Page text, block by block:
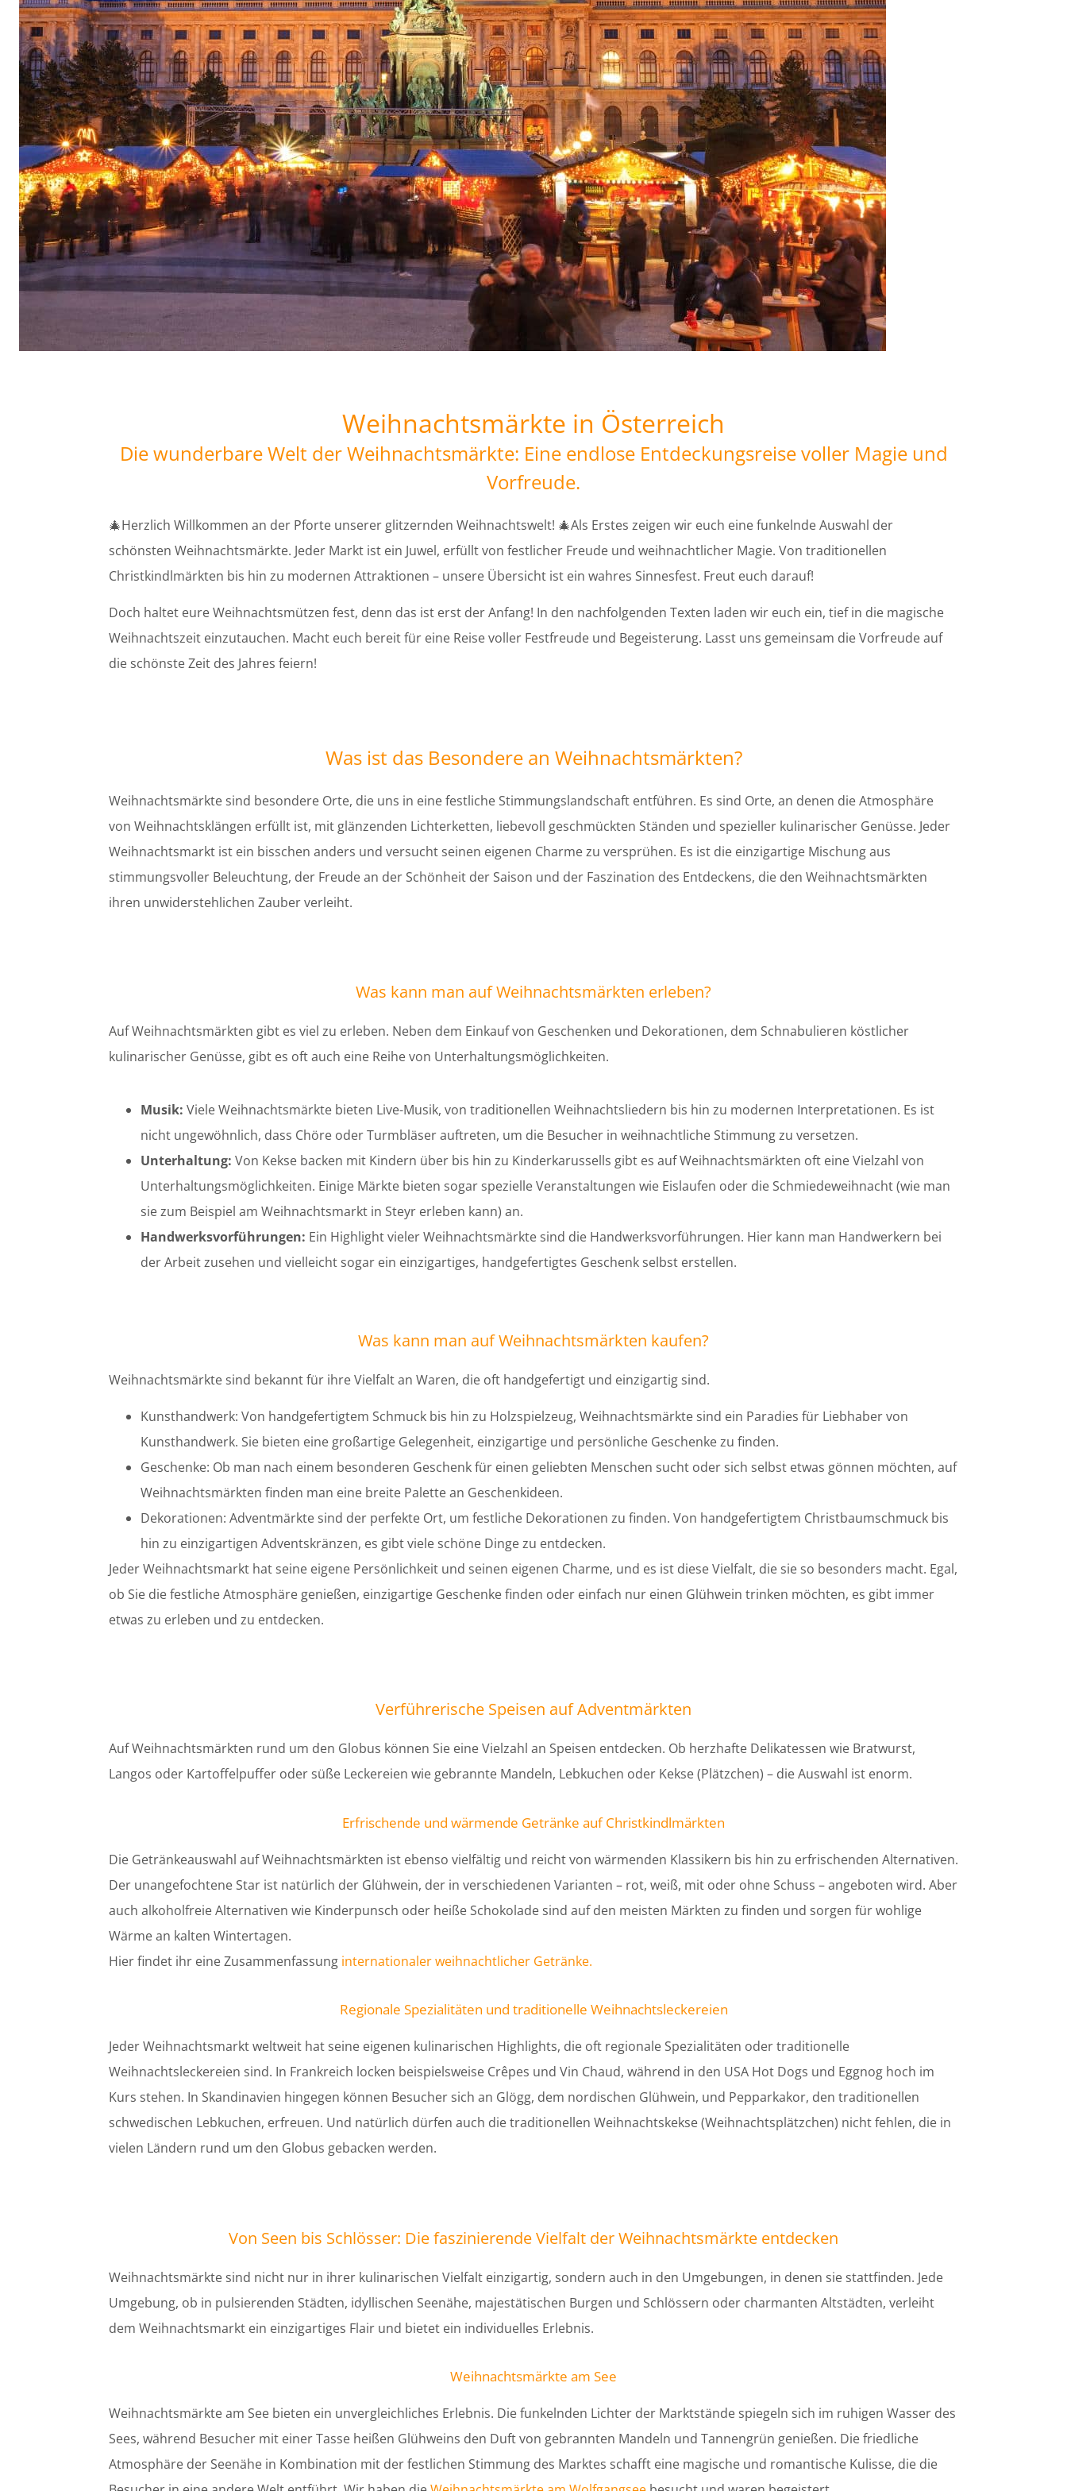
Weihnachtsmärkte in Österreich
Die wunderbare Welt der Weihnachtsmärkte: Eine endlose Entdeckungsreise voller Magie und
Vorfreude.
🎄Herzlich Willkommen an der Pforte unserer glitzernden Weihnachtswelt! 🎄Als Erstes zeigen wir euch eine funkelnde Auswahl der
schönsten Weihnachtsmärkte. Jeder Markt ist ein Juwel, erfüllt von festlicher Freude und weihnachtlicher Magie. Von traditionellen
Christkindlmärkten bis hin zu modernen Attraktionen – unsere Übersicht ist ein wahres Sinnesfest. Freut euch darauf!
Doch haltet eure Weihnachtsmützen fest, denn das ist erst der Anfang! In den nachfolgenden Texten laden wir euch ein, tief in die magische
Weihnachtszeit einzutauchen. Macht euch bereit für eine Reise voller Festfreude und Begeisterung. Lasst uns gemeinsam die Vorfreude auf
die schönste Zeit des Jahres feiern!
Was ist das Besondere an Weihnachtsmärkten?
Weihnachtsmärkte sind besondere Orte, die uns in eine festliche Stimmungslandschaft entführen. Es sind Orte, an denen die Atmosphäre
von Weihnachtsklängen erfüllt ist, mit glänzenden Lichterketten, liebevoll geschmückten Ständen und spezieller kulinarischer Genüsse. Jeder
Weihnachtsmarkt ist ein bisschen anders und versucht seinen eigenen Charme zu versprühen. Es ist die einzigartige Mischung aus
stimmungsvoller Beleuchtung, der Freude an der Schönheit der Saison und der Faszination des Entdeckens, die den Weihnachtsmärkten
ihren unwiderstehlichen Zauber verleiht.
Was kann man auf Weihnachtsmärkten erleben?
Auf Weihnachtsmärkten gibt es viel zu erleben. Neben dem Einkauf von Geschenken und Dekorationen, dem Schnabulieren köstlicher
kulinarischer Genüsse, gibt es oft auch eine Reihe von Unterhaltungsmöglichkeiten.
Musik: Viele Weihnachtsmärkte bieten Live-Musik, von traditionellen Weihnachtsliedern bis hin zu modernen Interpretationen. Es ist
nicht ungewöhnlich, dass Chöre oder Turmbläser auftreten, um die Besucher in weihnachtliche Stimmung zu versetzen.
Unterhaltung: Von Kekse backen mit Kindern über bis hin zu Kinderkarussells gibt es auf Weihnachtsmärkten oft eine Vielzahl von
Unterhaltungsmöglichkeiten. Einige Märkte bieten sogar spezielle Veranstaltungen wie Eislaufen oder die Schmiedeweihnacht (wie man
sie zum Beispiel am Weihnachtsmarkt in Steyr erleben kann) an.
Handwerksvorführungen: Ein Highlight vieler Weihnachtsmärkte sind die Handwerksvorführungen. Hier kann man Handwerkern bei
der Arbeit zusehen und vielleicht sogar ein einzigartiges, handgefertigtes Geschenk selbst erstellen.
Was kann man auf Weihnachtsmärkten kaufen?
Weihnachtsmärkte sind bekannt für ihre Vielfalt an Waren, die oft handgefertigt und einzigartig sind.
Kunsthandwerk: Von handgefertigtem Schmuck bis hin zu Holzspielzeug, Weihnachtsmärkte sind ein Paradies für Liebhaber von
Kunsthandwerk. Sie bieten eine großartige Gelegenheit, einzigartige und persönliche Geschenke zu finden.
Geschenke: Ob man nach einem besonderen Geschenk für einen geliebten Menschen sucht oder sich selbst etwas gönnen möchten, auf
Weihnachtsmärkten finden man eine breite Palette an Geschenkideen.
Dekorationen: Adventmärkte sind der perfekte Ort, um festliche Dekorationen zu finden. Von handgefertigtem Christbaumschmuck bis
hin zu einzigartigen Adventskränzen, es gibt viele schöne Dinge zu entdecken.
Jeder Weihnachtsmarkt hat seine eigene Persönlichkeit und seinen eigenen Charme, und es ist diese Vielfalt, die sie so besonders macht. Egal,
ob Sie die festliche Atmosphäre genießen, einzigartige Geschenke finden oder einfach nur einen Glühwein trinken möchten, es gibt immer
etwas zu erleben und zu entdecken.
Verführerische Speisen auf Adventmärkten
Auf Weihnachtsmärkten rund um den Globus können Sie eine Vielzahl an Speisen entdecken. Ob herzhafte Delikatessen wie Bratwurst,
Langos oder Kartoffelpuffer oder süße Leckereien wie gebrannte Mandeln, Lebkuchen oder Kekse (Plätzchen) – die Auswahl ist enorm.
Erfrischende und wärmende Getränke auf Christkindlmärkten
Die Getränkeauswahl auf Weihnachtsmärkten ist ebenso vielfältig und reicht von wärmenden Klassikern bis hin zu erfrischenden Alternativen.
Der unangefochtene Star ist natürlich der Glühwein, der in verschiedenen Varianten – rot, weiß, mit oder ohne Schuss – angeboten wird. Aber
auch alkoholfreie Alternativen wie Kinderpunsch oder heiße Schokolade sind auf den meisten Märkten zu finden und sorgen für wohlige
Wärme an kalten Wintertagen.
Hier findet ihr eine Zusammenfassung internationaler weihnachtlicher Getränke.
Regionale Spezialitäten und traditionelle Weihnachtsleckereien
Jeder Weihnachtsmarkt weltweit hat seine eigenen kulinarischen Highlights, die oft regionale Spezialitäten oder traditionelle
Weihnachtsleckereien sind. In Frankreich locken beispielsweise Crêpes und Vin Chaud, während in den USA Hot Dogs und Eggnog hoch im
Kurs stehen. In Skandinavien hingegen können Besucher sich an Glögg, dem nordischen Glühwein, und Pepparkakor, den traditionellen
schwedischen Lebkuchen, erfreuen. Und natürlich dürfen auch die traditionellen Weihnachtskekse (Weihnachtsplätzchen) nicht fehlen, die in
vielen Ländern rund um den Globus gebacken werden.
Von Seen bis Schlösser: Die faszinierende Vielfalt der Weihnachtsmärkte entdecken
Weihnachtsmärkte sind nicht nur in ihrer kulinarischen Vielfalt einzigartig, sondern auch in den Umgebungen, in denen sie stattfinden. Jede
Umgebung, ob in pulsierenden Städten, idyllischen Seenähe, majestätischen Burgen und Schlössern oder charmanten Altstädten, verleiht
dem Weihnachtsmarkt ein einzigartiges Flair und bietet ein individuelles Erlebnis.
Weihnachtsmärkte am See
Weihnachtsmärkte am See bieten ein unvergleichliches Erlebnis. Die funkelnden Lichter der Marktstände spiegeln sich im ruhigen Wasser des
Sees, während Besucher mit einer Tasse heißen Glühweins den Duft von gebrannten Mandeln und Tannengrün genießen. Die friedliche
Atmosphäre der Seenähe in Kombination mit der festlichen Stimmung des Marktes schafft eine magische und romantische Kulisse, die die